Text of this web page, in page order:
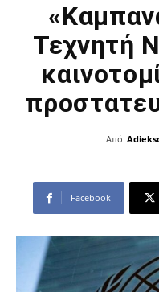
Τεχνητή
Από
Facebook